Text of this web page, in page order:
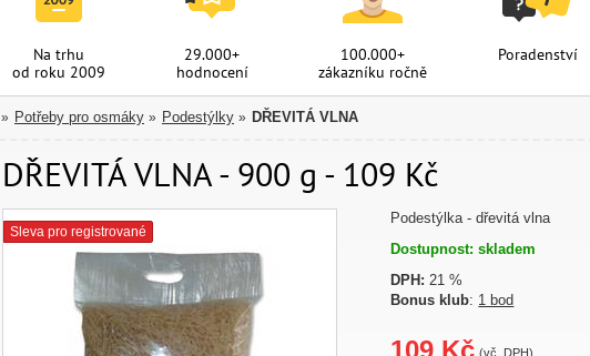
Na trhu
od roku 2009
29.000+
hodnocení
100.000+
zákazníku ročně
Poradenství
» Potřeby pro osmáky » Podestýlky » DŘEVITÁ VLNA
DŘEVITÁ VLNA - 900 g - 109 Kč
Sleva pro registrované
Podestýlka - dřevitá vlna
Dostupnost: skladem
DPH: 21 %
Bonus klub: 1 bod
109 Kč (vč. DPH)